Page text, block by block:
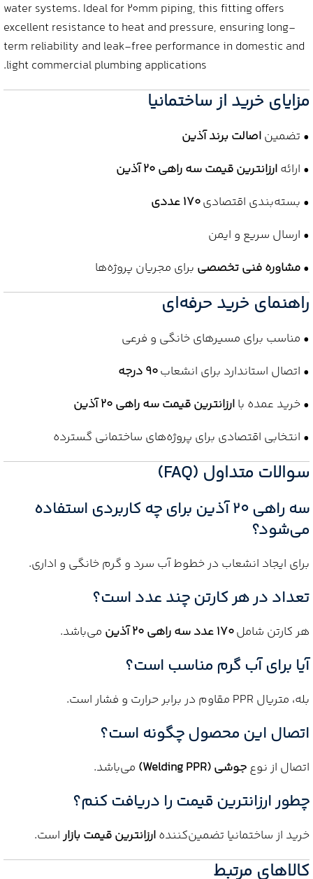
water systems. Ideal for 20mm piping, this fitting offers
excellent resistance to heat and pressure, ensuring long-
term reliability and leak-free performance in domestic and
light commercial plumbing applications.
مزایای خرید از ساختمانیا
• تضمیناصالت برند آذین
• ارائهارزانترین قیمت سه راهی 20 آذین
• بسته‌بندی اقتصادی170 عددی
• ارسال سریع و ایمن
•مشاوره فنی تخصصی برای مجریان پروژه‌ها
راهنمای خرید حرفه‌ای
• مناسب برای مسیرهای خانگی و فرعی
• اتصال استاندارد برای انشعاب90 درجه
• خرید عمده باارزانترین قیمت سه راهی 20 آذین
• انتخابی اقتصادی برای پروژه‌های ساختمانی گسترده
سوالات متداول (FAQ)
سه راهی 20 آذین برای چه کاربردی استفاده
می‌شود؟
برای ایجاد انشعاب در خطوط آب سرد و گرم خانگی و اداری.
تعداد در هر کارتن چند عدد است؟
هر کارتن شامل170 عدد سه راهی 20 آذین می‌باشد.
آیا برای آب گرم مناسب است؟
بله، متریال PPR مقاوم در برابر حرارت و فشار است.
اتصال این محصول چگونه است؟
اتصال از نوعجوشی (Welding PPR) می‌باشد.
چطور ارزانترین قیمت را دریافت کنم؟
خرید از ساختمانیا تضمین‌کنندهارزانترین قیمت بازاراست.
کالاهای مرتبط